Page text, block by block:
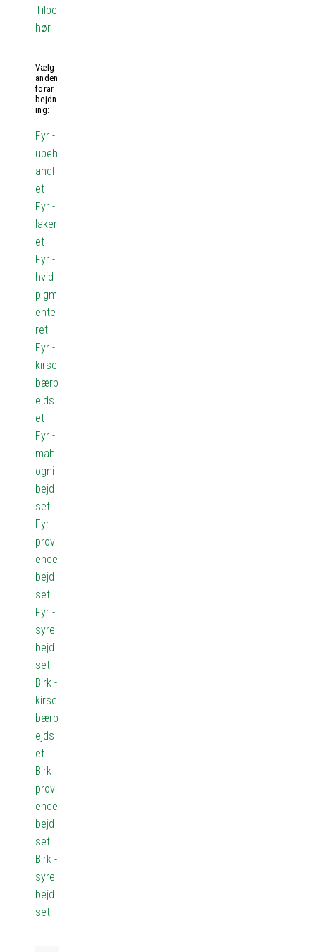
Tilbe
hør
Vælg
anden
forar
bejdn
ing:
Fyr -
ubeh
andl
et
Fyr -
laker
et
Fyr -
hvid
pigm
ente
ret
Fyr -
kirse
bærb
ejds
et
Fyr -
mah
ogni
bejd
set
Fyr -
prov
ence
bejd
set
Fyr -
syre
bejd
set
Birk -
kirse
bærb
ejds
et
Birk -
prov
ence
bejd
set
Birk -
syre
bejd
set